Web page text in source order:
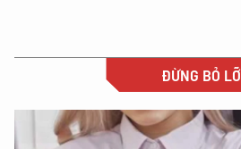
ĐỪNG BỎ LỠ